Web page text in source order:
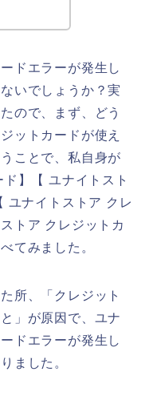
ドエラーが発生し
いでしょうか？実
ので、まず、どう
ットカードが使え
ことで、私自身が
】【 ユナイトスト
ナイトストア クレ
トア クレジットカ
てみました。
所、「クレジット
」が原因で、ユナ
ドエラーが発生し
ました。